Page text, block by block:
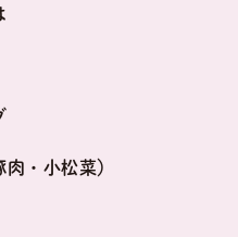
・小松菜）